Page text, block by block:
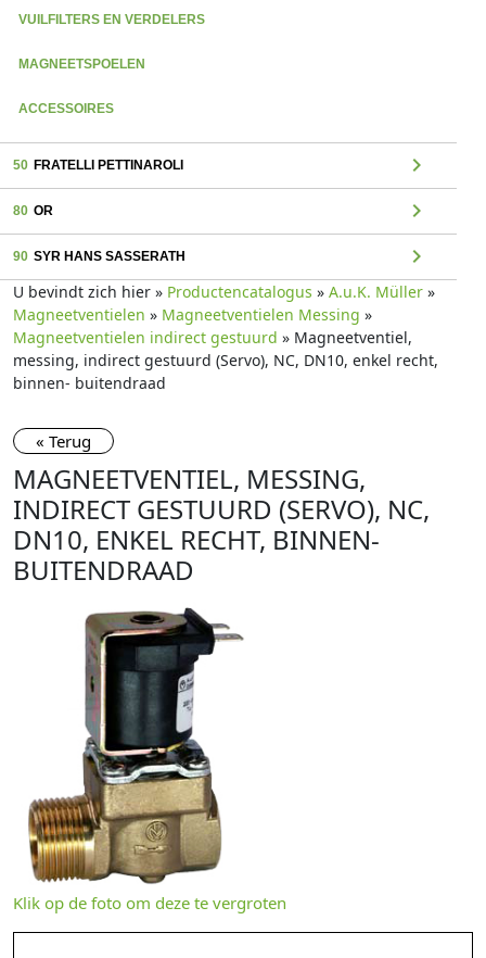
VUILFILTERS EN VERDELERS
MAGNEETSPOELEN
ACCESSOIRES
50 FRATELLI PETTINAROLI chevron_right
80 OR chevron_right
90 SYR HANS SASSERATH chevron_right
U bevindt zich hier » Productencatalogus » A.u.K. Müller »
Magneetventielen » Magneetventielen Messing »
Magneetventielen indirect gestuurd » Magneetventiel,
messing, indirect gestuurd (Servo), NC, DN10, enkel recht,
binnen- buitendraad
« Terug
MAGNEETVENTIEL, MESSING,
INDIRECT GESTUURD (SERVO), NC,
DN10, ENKEL RECHT, BINNEN-
BUITENDRAAD
Klik op de foto om deze te vergroten